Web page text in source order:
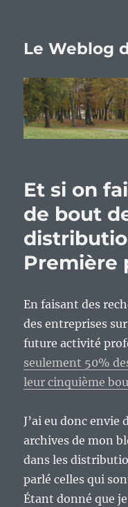
Le Weblog
Et si on
de bout
Première
En faisant des
des entreprises
future activité
seulement 50%
leur cinquième
J’ai eu donc envie
archives de mon
dans les
parlé celles qui
Étant donné que